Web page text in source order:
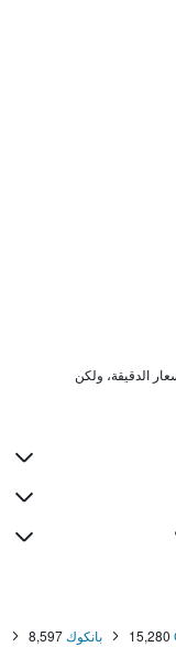
15,280 بانكوك8,597